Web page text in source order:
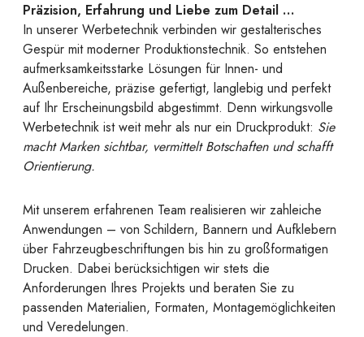
Präzision, Erfahrung und Liebe zum Detail …
In unserer Werbetechnik verbinden wir gestalterisches
Gespür mit moderner Produktionstechnik. So entstehen
aufmerksamkeitsstarke Lösungen für Innen- und
Außenbereiche, präzise gefertigt, langlebig und perfekt
auf Ihr Erscheinungsbild abgestimmt. Denn wirkungsvolle
Werbetechnik ist weit mehr als nur ein Druckprodukt: Sie
macht Marken sichtbar, vermittelt Botschaften und schafft
Orientierung.
Mit unserem erfahrenen Team realisieren wir zahleiche
Anwendungen – von Schildern, Bannern und Aufklebern
über Fahrzeugbeschriftungen bis hin zu großformatigen
Drucken. Dabei berücksichtigen wir stets die
Anforderungen Ihres Projekts und beraten Sie zu
passenden Materialien, Formaten, Montagemöglichkeiten
und Veredelungen.